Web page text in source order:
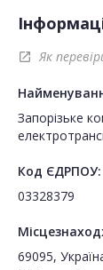
open_in_new Як
Запорізьке
Код ЄДРПОУ:
03328379
69095,